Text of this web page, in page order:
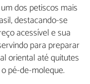
dos petiscos mais
destacando-se
acessível e sua
para preparar
oriental até quitutes
pé-de-moleque.